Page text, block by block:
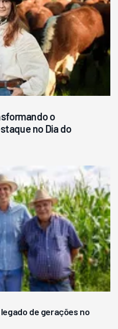
o
no Dia do
de gerações no